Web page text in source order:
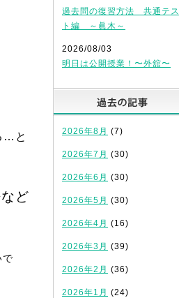
…と
ど
で
過去問の復習方法 共通テス
ト編 ～眞木～
2026/08/03
明日は公開授業！〜外舘〜
2026年8月 (7)
2026年7月 (30)
2026年6月 (30)
2026年5月 (30)
2026年4月 (16)
2026年3月 (39)
2026年2月 (36)
2026年1月 (24)